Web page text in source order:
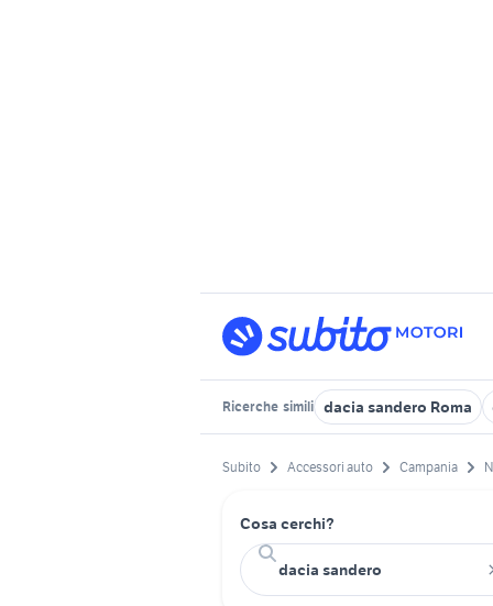
Ricerche simili dacia sandero Roma
Subito Accessori auto Campania
Cosa cerchi?